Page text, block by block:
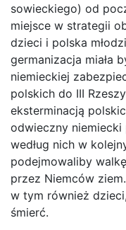
sowieckiego) od
miejsce w strategii
dzieci i polska
germanizacja miała
niemieckiej
polskich do III
eksterminacją
odwieczny
według nich w
podejmowaliby
przez Niemców
w tym również
śmierć.